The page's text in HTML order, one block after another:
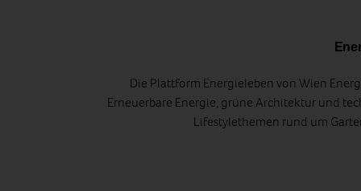
Die Plattform Energieleben von Wien
Erneuerbare Energie, grüne Architektur und
Lifestylethemen rund um